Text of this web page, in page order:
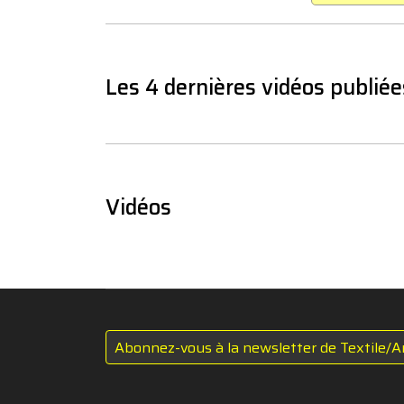
Les 4 dernières vidéos
Vidéos
Abonnez-vous à la newsletter de Textile/